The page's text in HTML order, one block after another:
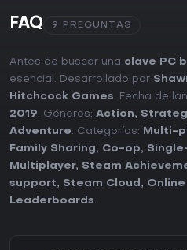
FAQ 9 PREGUNTAS
Antes de buscar una clave PC
esencial. Desarrollado por
Hitchcock Games. Fecha de
2019. Géneros: Action,
Adventure. Categorías: Multi-
Family Sharing, Co-op,
Multiplayer, Steam
support, Steam Cloud ,
Leaderboards.